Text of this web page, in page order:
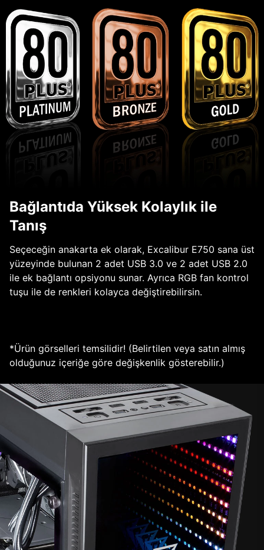
Bağlantıda Yüksek Kolaylık ile
Tanış
Seçeceğin anakarta ek olarak, Excalibur E750 sana üst
yüzeyinde bulunan 2 adet USB 3.0 ve 2 adet USB 2.0
ile ek bağlantı opsiyonu sunar. Ayrıca RGB fan kontrol
tuşu ile de renkleri kolayca değiştirebilirsin.
*Ürün görselleri temsilidir! (Belirtilen veya satın almış
olduğunuz içeriğe göre değişkenlik gösterebilir.)